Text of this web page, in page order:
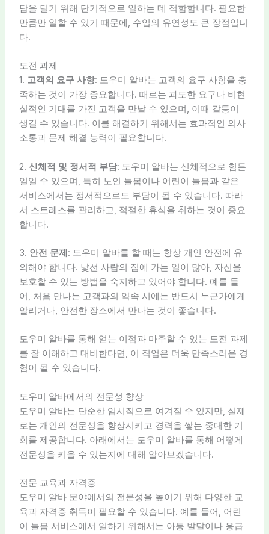
담을 덜기 위해 단기적으로 일하는 데 적합합니다. 필요한
만큼만 일할 수 있기 때문에, 수입의 유연성도 큰 장점입니
다.
도전 과제
1. 고객의 요구 사항: 도우미 알바는 고객의 요구 사항을 충
족하는 것이 가장 중요합니다. 때로는 과도한 요구나 비현
실적인 기대를 가진 고객을 만날 수 있으며, 이때 갈등이
생길 수 있습니다. 이를 해결하기 위해서는 효과적인 의사
소통과 문제 해결 능력이 필요합니다.
2. 신체적 및 정서적 부담: 도우미 알바는 신체적으로 힘든
일일 수 있으며, 특히 노인 돌봄이나 어린이 돌봄과 같은
서비스에서는 정서적으로도 부담이 될 수 있습니다. 따라
서 스트레스를 관리하고, 적절한 휴식을 취하는 것이 중요
합니다.
3. 안전 문제 : 도우미 알바를 할 때는 항상 개인 안전에 유
의해야 합니다. 낯선 사람의 집에 가는 일이 많아, 자신을
보호할 수 있는 방법을 숙지하고 있어야 합니다. 예를 들
어, 처음 만나는 고객과의 약속 시에는 반드시 누군가에게
알리거나, 안전한 장소에서 만나는 것이 좋습니다.
도우미 알바를 통해 얻는 이점과 마주할 수 있는 도전 과제
를 잘 이해하고 대비한다면, 이 직업은 더욱 만족스러운 경
험이 될 수 있습니다.
도우미 알바에서의 전문성 향상
도우미 알바는 단순한 임시직으로 여겨질 수 있지만, 실제
로는 개인의 전문성을 향상시키고 경력을 쌓는 중대한 기
회를 제공합니다. 아래에서는 도우미 알바를 통해 어떻게
전문성을 키울 수 있는지에 대해 알아보겠습니다.
전문 교육과 자격증
도우미 알바 분야에서의 전문성을 높이기 위해 다양한 교
육과 자격증 취득이 필요할 수 있습니다. 예를 들어, 어린
이 돌봄 서비스에서 일하기 위해서는 아동 발달이나 응급